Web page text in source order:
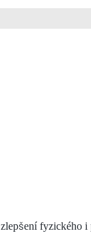
fyzického